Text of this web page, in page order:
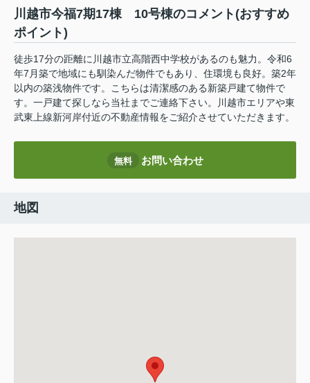
川越市今福7期17棟 10号棟のコメント(おすすめ
ポイント)
徒歩17分の距離に川越市立高階西中学校があるのも魅力。令和6
年7月築で地域にも馴染んだ物件でもあり、住環境も良好。築2年
以内の築浅物件です。こちらは清潔感のある新築戸建て物件で
す。一戸建て探しなら当社までご連絡下さい。川越市エリアや東
武東上線新河岸付近の不動産情報をご紹介させていただきます。
無料 お問い合わせ
地図